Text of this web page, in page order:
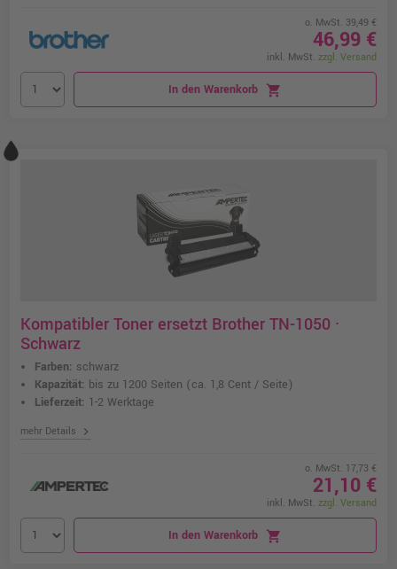
o. MwSt. 39,49 €
46,99 €
inkl. MwSt. zzgl. Versand
In den Warenkorb shopping_cart
Kompatibler Toner ersetzt Brother TN-1050 ·
Schwarz
Farben: schwarz
Kapazität: bis zu 1200 Seiten (ca. 1,8 Cent / Seite)
Lieferzeit: 1-2 Werktage
mehr Details chevron_right
o. MwSt. 17,73 €
21,10 €
inkl. MwSt. zzgl. Versand
In den Warenkorb shopping_cart